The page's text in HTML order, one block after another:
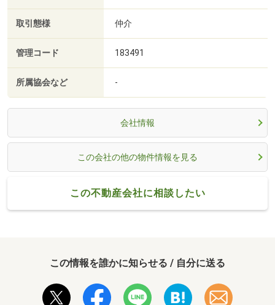
取引態様 仲介
管理コード 183491
所属協会など -
会社情報
この会社の他の物件情報を見る
この不動産会社に相談したい
この情報を誰かに知らせる / 自分に送る